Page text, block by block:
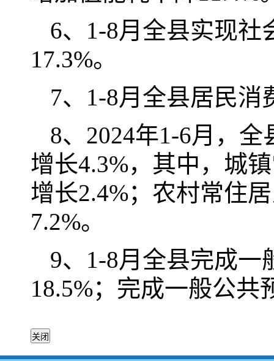
6、1-8月全县实现社
17.3%。
7、1-8月全县居民消
8、2024年1-6月，
增长4.3%，其中，城
增长2.4%；农村常住
7.2%。
9、1-8月全县完成一
18.5%；完成一般公共